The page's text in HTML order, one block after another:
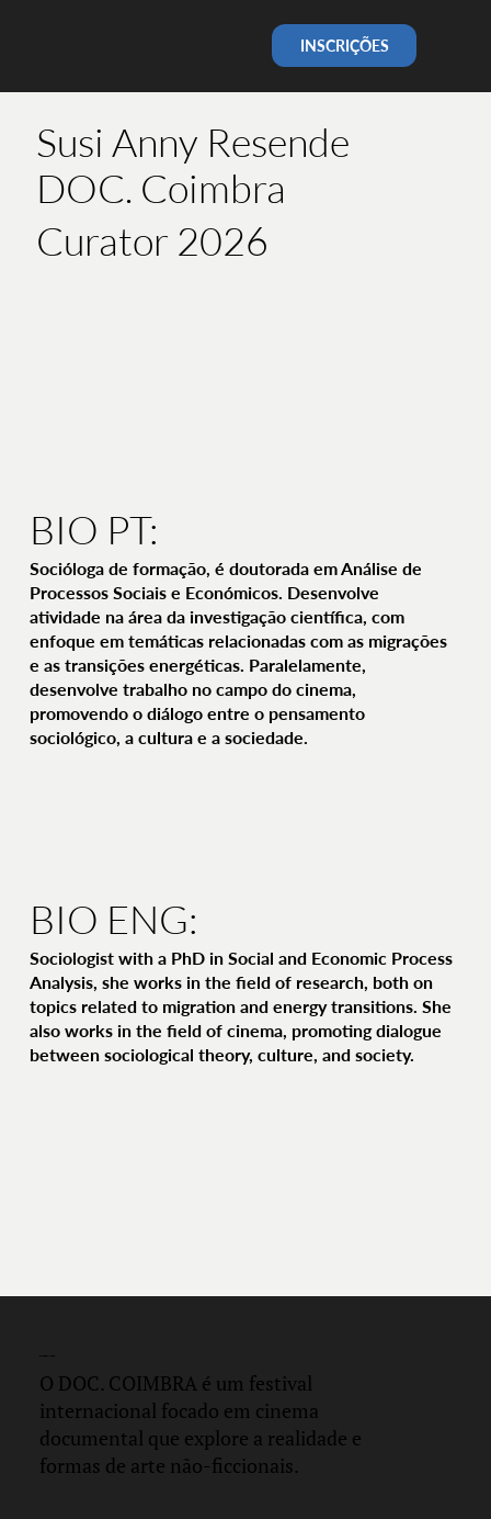
INSCRIÇÕES
Susi Anny Resende
DOC. Coimbra
Curator 2026
BIO PT:
Socióloga de formação, é doutorada em Análise de
Processos Sociais e Económicos. Desenvolve
atividade na área da investigação científica, com
enfoque em temáticas relacionadas com as migrações
e as transições energéticas. Paralelamente,
desenvolve trabalho no campo do cinema,
promovendo o diálogo entre o pensamento
sociológico, a cultura e a sociedade.
BIO ENG:
Sociologist with a PhD in Social and Economic Process
Analysis, she works in the field of research, both on
topics related to migration and energy transitions. She
also works in the field of cinema, promoting dialogue
between sociological theory, culture, and society.
DOC.COIMBRA
O DOC. COIMBRA é um festival
internacional focado em cinema
documental que explore a realidade e
formas de arte não-ficcionais.